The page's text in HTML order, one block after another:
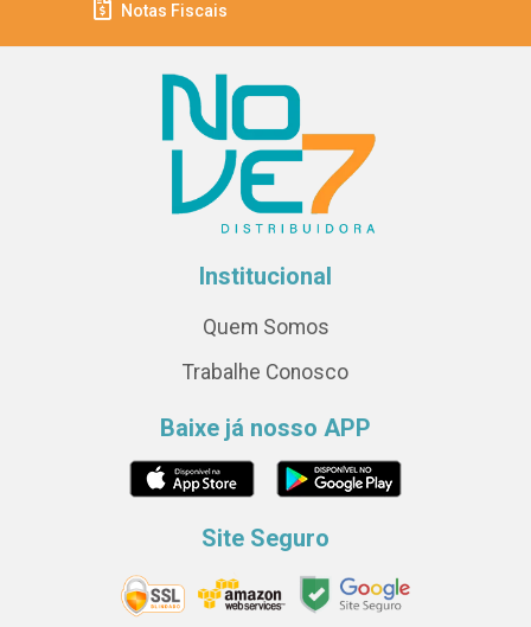
Notas Fiscais
Institucional
Quem Somos
Trabalhe Conosco
Baixe já nosso APP
Site Seguro